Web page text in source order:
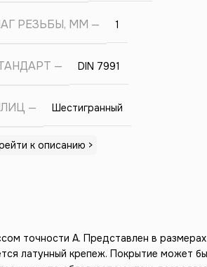
РЕЗЬБЫ, ММ 1
DIN 7991
Шестигранный
к описанию >
точности А. Представлен в
латунный крепеж. Покрытие может